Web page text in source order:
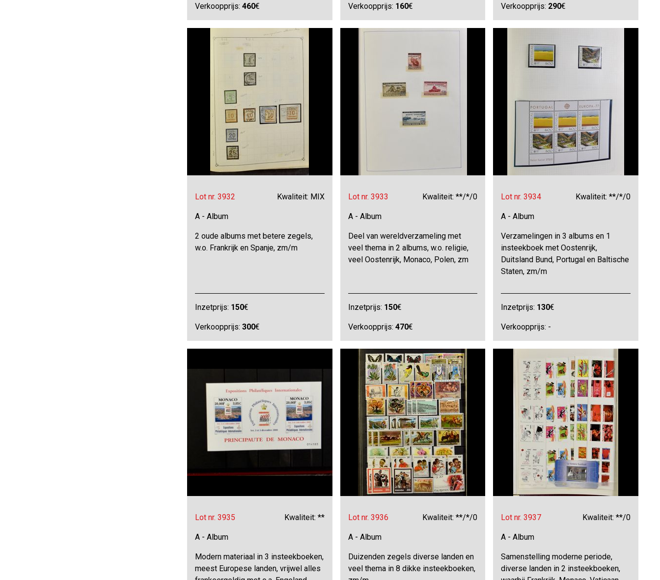
Verkoopprijs:460€ Verkoopprijs: 160€ Verkoopprijs: 290€
Lot nr. 3932 Kwaliteit: MIX
A - Album
2 oude albums met betere zegels,
w.o. Frankrijk en Spanje, zm/m
Inzetprijs: 150€
Verkoopprijs:300€
Lot nr. 3933 Kwaliteit: **/*/0
A - Album
Deel van wereldverzameling met
veel thema in 2 albums, w.o. religie,
veel Oostenrijk, Monaco, Polen, zm
Inzetprijs: 150€
Verkoopprijs: 470€
Lot nr. 3934 Kwaliteit: **/*/0
A - Album
Verzamelingen in 3 albums en 1
insteekboek met Oostenrijk,
Duitsland Bund, Portugal en Baltische
Staten, zm/m
Inzetprijs: 130€
Verkoopprijs: -
Lot nr. 3935 Kwaliteit: **
A - Album
Modern materiaal in 3 insteekboeken,
meest Europese landen, vrijwel alles
Lot nr. 3936 Kwaliteit: **/*/0
A - Album
Duizenden zegels diverse landen en
veel thema in 8 dikke insteekboeken,
Lot nr. 3937 Kwaliteit: **/0
A - Album
Samenstelling moderne periode,
diverse landen in 2 insteekboeken,